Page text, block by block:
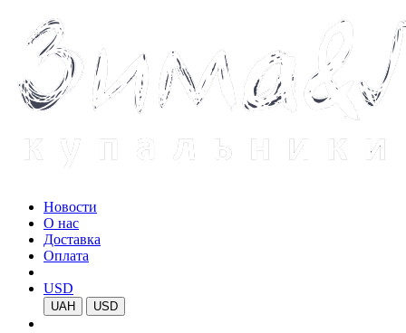
Новости
О нас
Доставка
Оплата
USD
UAH USD